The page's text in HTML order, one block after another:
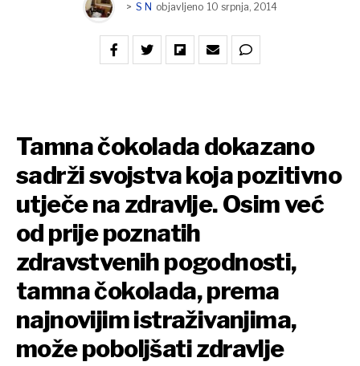
> S N objavljeno 10 srpnja, 2014
Tamna čokolada dokazano
sadrži svojstva koja pozitivno
utječe na zdravlje. Osim već
od prije poznatih
zdravstvenih pogodnosti,
tamna čokolada, prema
najnovijim istraživanjima,
može poboljšati zdravlje